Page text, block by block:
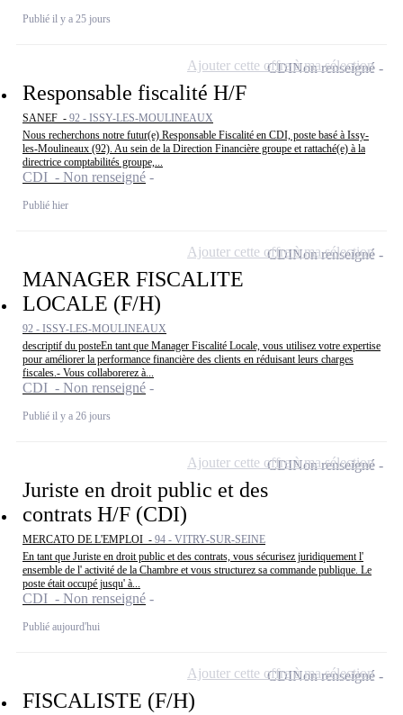
Publié il y a 25 jours
Responsable fiscalité H/F
SANEF - 92 - ISSY-LES-MOULINEAUX
Nous recherchons notre futur(e) Responsable Fiscalité en CDI, poste basé à Issy-
les-Moulineaux (92). Au sein de la Direction Financière groupe et rattaché(e) à la
directrice comptabilités groupe,...
CDI - Non renseigné
Publié hier
CDINon renseigné
Ajouter cette offre à ma sélection
MANAGER FISCALITE
LOCALE (F/H)
92 - ISSY-LES-MOULINEAUX
descriptif du posteEn tant que Manager Fiscalité Locale, vous utilisez votre expertise
pour améliorer la performance financière des clients en réduisant leurs charges
fiscales.- Vous collaborerez à...
CDI - Non renseigné
Publié il y a 26 jours
CDINon renseigné
Ajouter cette offre à ma sélection
Juriste en droit public et des
contrats H/F (CDI)
MERCATO DE L'EMPLOI - 94 - VITRY-SUR-SEINE
En tant que Juriste en droit public et des contrats, vous sécurisez juridiquement l'
ensemble de l' activité de la Chambre et vous structurez sa commande publique. Le
poste était occupé jusqu' à...
CDI - Non renseigné
Publié aujourd'hui
CDINon renseigné
Ajouter cette offre à ma sélection
FISCALISTE (F/H)
CDINon renseigné
Ajouter cette offre à ma sélection